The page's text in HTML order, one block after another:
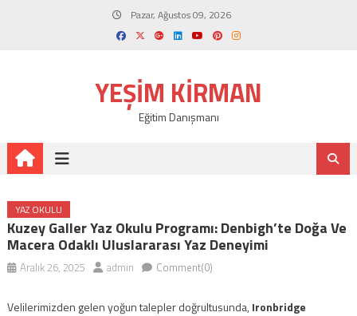
Pazar, Ağustos 09, 2026
YEŞIM KIRMAN
Eğitim Danışmanı
YAZ OKULU
Kuzey Galler Yaz Okulu Programı: Denbigh’te Doğa Ve
Macera Odaklı Uluslararası Yaz Deneyimi
Aralık 26, 2025 admin Comment(0)
Velilerimizden gelen yoğun talepler doğrultusunda,Ironbridge